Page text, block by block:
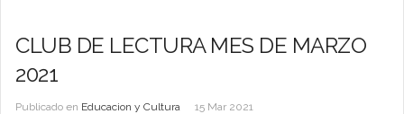
CLUB DE LECTURA MES DE MARZO
2021
Publicado en Educacion y Cultura 15 Mar 2021